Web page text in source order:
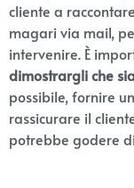
cliente a
magari via mail,
intervenire. È
dimostrargli che
possibile, fornire
rassicurare il
potrebbe godere